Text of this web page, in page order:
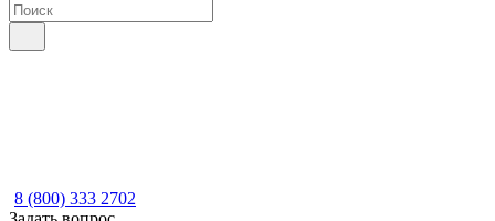
8 (800) 333 2702